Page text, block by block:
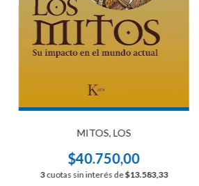
MITOS, LOS
$40.750,00
3cuotas sin interés de$13.583,33